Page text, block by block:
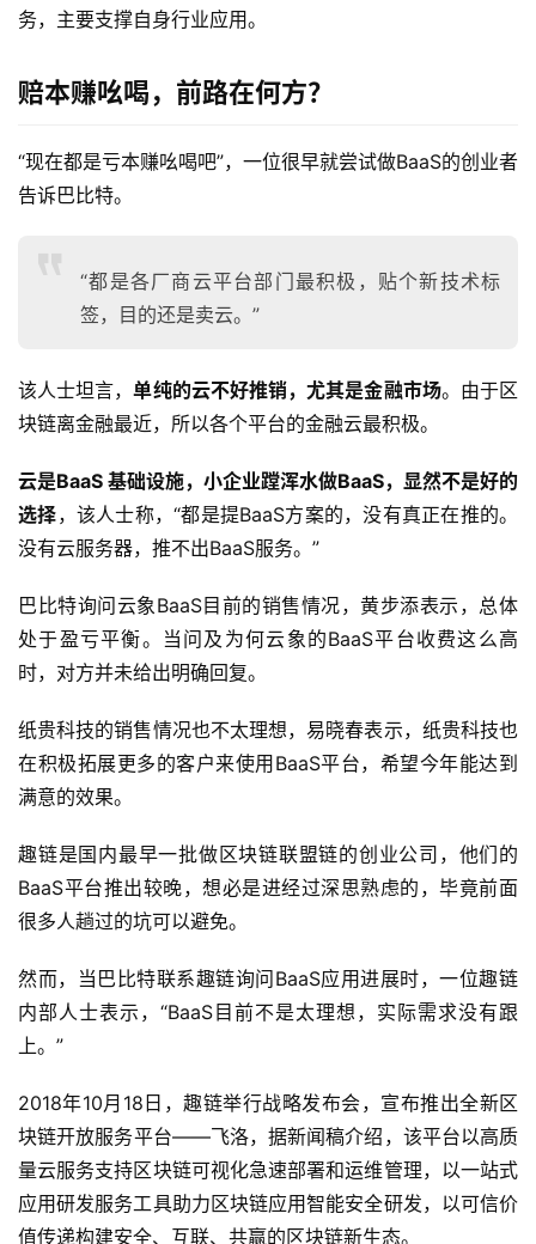
务，主要支撑自身行业应用。
赔本赚吆喝，前路在何方？
“现在都是亏本赚吆喝吧”，一位很早就尝试做BaaS的创业者
告诉巴比特。
“都是各厂商云平台部门最积极，贴个新技术标
签，目的还是卖云。”
该人士坦言，单纯的云不好推销，尤其是金融市场。由于区
块链离金融最近，所以各个平台的金融云最积极。
云是BaaS 基础设施，小企业蹚浑水做BaaS，显然不是好的
选择，该人士称，“都是提BaaS方案的，没有真正在推的。
没有云服务器，推不出BaaS服务。”
巴比特询问云象BaaS目前的销售情况，黄步添表示，总体
处于盈亏平衡。当问及为何云象的BaaS平台收费这么高
时，对方并未给出明确回复。
纸贵科技的销售情况也不太理想，易晓春表示，纸贵科技也
在积极拓展更多的客户来使用BaaS平台，希望今年能达到
满意的效果。
趣链是国内最早一批做区块链联盟链的创业公司，他们的
BaaS平台推出较晚，想必是进经过深思熟虑的，毕竟前面
很多人趟过的坑可以避免。
然而，当巴比特联系趣链询问BaaS应用进展时，一位趣链
内部人士表示，“BaaS目前不是太理想，实际需求没有跟
上。”
2018年10月18日，趣链举行战略发布会，宣布推出全新区
块链开放服务平台——飞洛，据新闻稿介绍，该平台以高质
量云服务支持区块链可视化急速部署和运维管理，以一站式
应用研发服务工具助力区块链应用智能安全研发，以可信价
值传递构建安全、互联、共赢的区块链新生态。